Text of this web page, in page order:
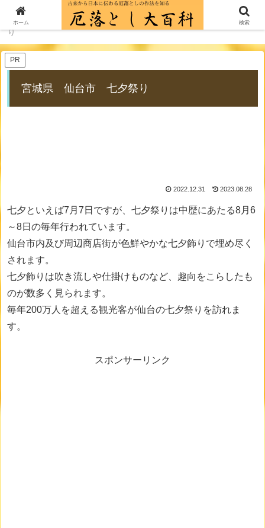
厄落とし歳時記一覧
宮城県 仙台市 七夕祭
り
PR
宮城県 仙台市 七夕祭り
2022.12.31 2023.08.28
七夕といえば7月7日ですが、七夕祭りは中歴にあたる8月6
～8日の毎年行われています。
仙台市内及び周辺商店街が色鮮やかな七夕飾りで埋め尽く
されます。
七夕飾りは吹き流しや仕掛けものなど、趣向をこらしたも
のが数多く見られます。
毎年200万人を超える観光客が仙台の七夕祭りを訪れま
す。
スポンサーリンク
ホーム 検索